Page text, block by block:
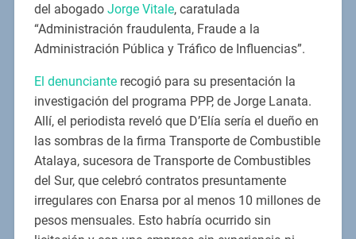
del abogado Jorge Vitale, caratulada
“Administración fraudulenta, Fraude a la
Administración Pública y Tráfico de Influencias”.
El denuncianterecogió para su presentación la
investigación del programa PPP, de Jorge Lanata.
Allí, el periodista reveló que D’Elía sería el dueño en
las sombras de la firma Transporte de Combustible
Atalaya, sucesora de Transporte de Combustibles
del Sur, que celebró contratos presuntamente
irregulares con Enarsa por al menos 10 millones de
pesos mensuales. Esto habría ocurrido sin